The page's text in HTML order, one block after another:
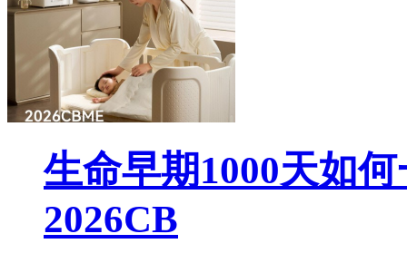
生命早期1000天如
2026CB